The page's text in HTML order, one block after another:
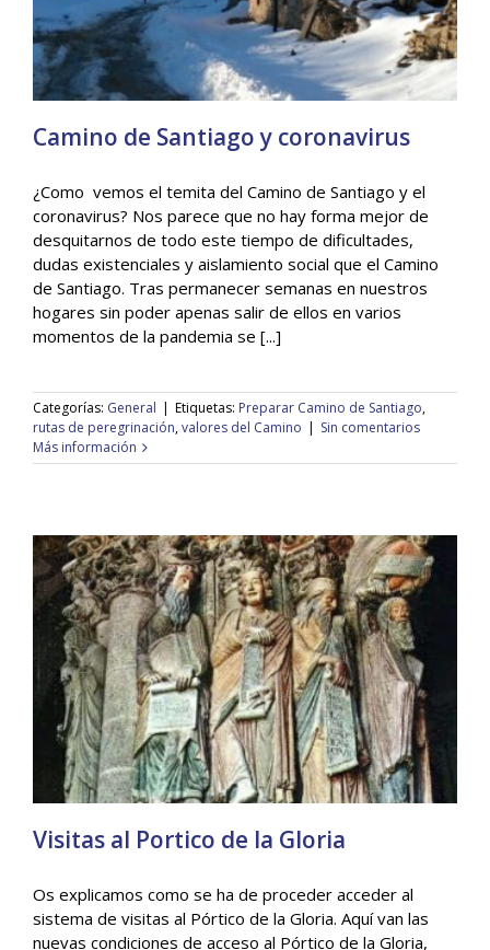
Camino de Santiago y coronavirus
General
Camino de Santiago y coronavirus
¿Como vemos el temita del Camino de Santiago y el
coronavirus? Nos parece que no hay forma mejor de
desquitarnos de todo este tiempo de dificultades,
dudas existenciales y aislamiento social que el Camino
de Santiago. Tras permanecer semanas en nuestros
hogares sin poder apenas salir de ellos en varios
momentos de la pandemia se [...]
Categorías: General | Etiquetas: Preparar Camino de Santiago,
rutas de peregrinación,valores del Camino | Sin comentarios
Más información
Visitas al Portico de la Gloria
Os explicamos como se ha de proceder acceder al
sistema de visitas al Pórtico de la Gloria. Aquí van las
nuevas condiciones de acceso al Pórtico de la Gloria,